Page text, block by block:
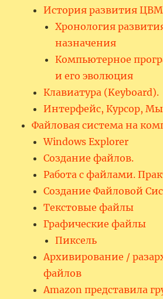
История развития ЦВМ
Хронология
назначения
Компьютерное
и его эволюция
Клавиатура (Keyboard).
Интерфейс, Курсор,
Файловая система на
Windows Explorer
Создание файлов.
Работа с файлами.
Создание Файловой
Текстовые файлы
Графические файлы
Пиксель
Архивирование /
файлов
Amazon представила